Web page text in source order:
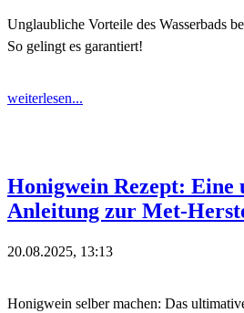
Unglaubliche Vorteile des Wasserbads
So gelingt es garantiert!
weiterlesen...
Honigwein Rezept: Eine
Anleitung zur Met-
20.08.2025, 13:13
Honigwein selber machen: Das